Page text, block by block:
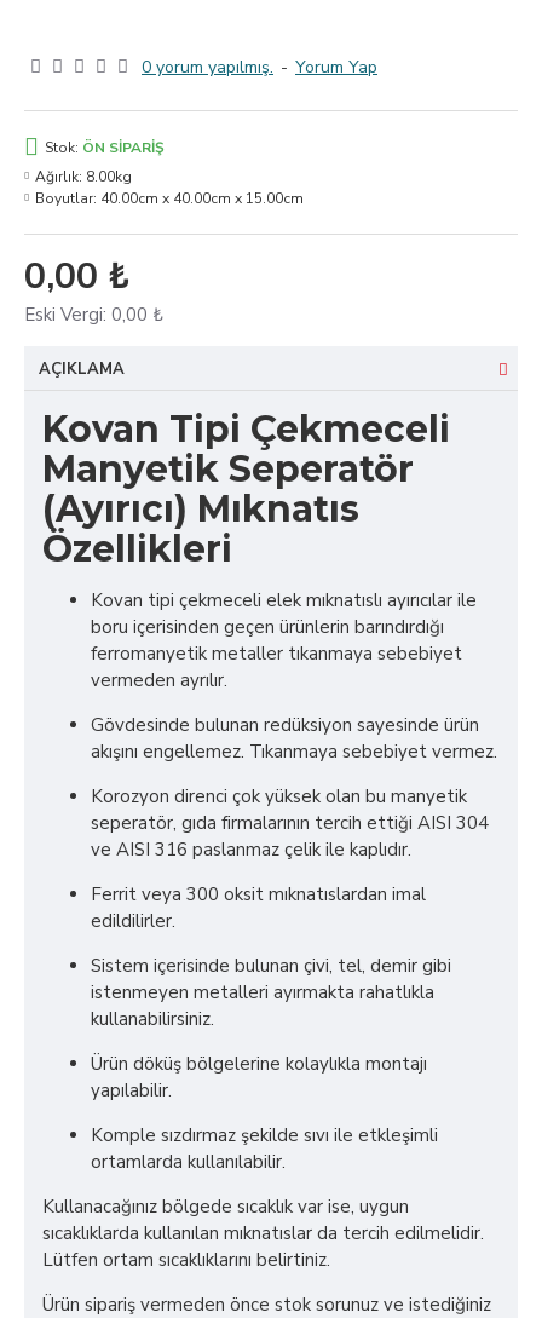
0 yorum yapılmış. - Yorum Yap
0,00 ₺
Eski Vergi: 0,00 ₺
Stok: ÖN SIPARIŞ
Ağırlık: 8.00kg
Boyutlar: 40.00cm x 40.00cm x 15.00cm
AÇIKLAMA
Kovan Tipi Çekmeceli
Manyetik Seperatör
(Ayırıcı) Mıknatıs
Özellikleri
Kovan tipi çekmeceli elek mıknatıslı ayırıcılar ile
boru içerisinden geçen ürünlerin barındırdığı
ferromanyetik metaller tıkanmaya sebebiyet
vermeden ayrılır.
Gövdesinde bulunan redüksiyon sayesinde ürün
akışını engellemez. Tıkanmaya sebebiyet vermez.
Korozyon direnci çok yüksek olan bu manyetik
seperatör, gıda firmalarının tercih ettiği AISI 304
ve AISI 316 paslanmaz çelik ile kaplıdır.
Ferrit veya 300 oksit mıknatıslardan imal
edildilirler.
Sistem içerisinde bulunan çivi, tel, demir gibi
istenmeyen metalleri ayırmakta rahatlıkla
kullanabilirsiniz.
Ürün döküş bölgelerine kolaylıkla montajı
yapılabilir.
Komple sızdırmaz şekilde sıvı ile etkleşimli
ortamlarda kullanılabilir.
Kullanacağınız bölgede sıcaklık var ise, uygun
sıcaklıklarda kullanılan mıknatıslar da tercih edilmelidir.
Lütfen ortam sıcaklıklarını belirtiniz.
Ürün sipariş vermeden önce stok sorunuz ve istediğiniz